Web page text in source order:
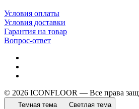
Условия оплаты
Условия доставки
Гарантия на товар
Вопрос-ответ
© 2026 ICONFLOOR — Все права
Темная тема Светлая тема